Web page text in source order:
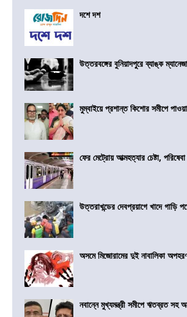
দশে দশ
উত্তরবঙ্গের বুনিয়াদপুরে ব্যাঙ্ক
মুম্বাইয়ে প্রশান্ত কিশোর সমীপে
ফের মেট্রোয় আত্মহত্যার চেষ্টা,
উত্তরাখন্ডের দেবপ্রয়াগে খাদে
অসমে মিজোরামের দুই নাবালিকা
নবান্নে মুখ্যমন্ত্রী সমীপে ঋতব্রত সহ